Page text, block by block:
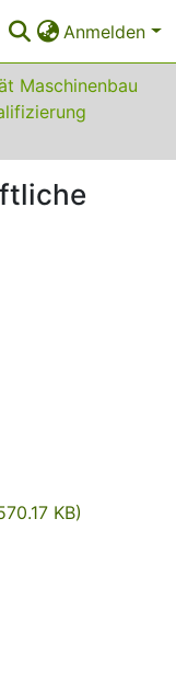
Anmelden
Maschinenbau
KB)